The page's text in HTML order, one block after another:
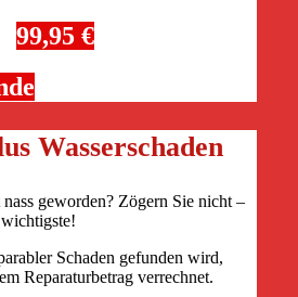
99,95 €
Wasserschaden
geworden? Zögern Sie nicht –
Schaden gefunden wird,
Reparaturbetrag verrechnet.